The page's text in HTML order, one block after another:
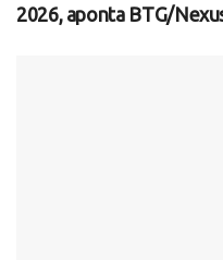
2026, aponta BTG/